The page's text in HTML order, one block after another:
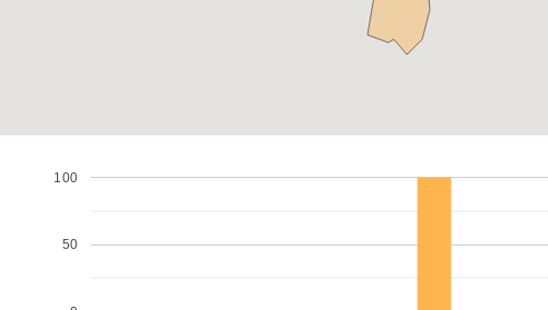
50
100